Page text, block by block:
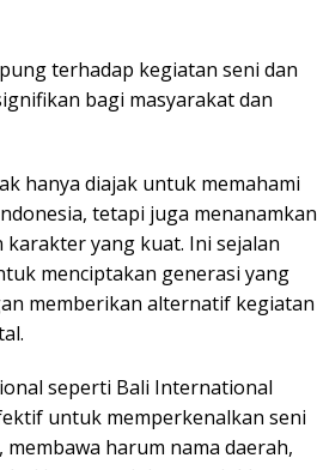
terhadap kegiatan seni dan
bagi masyarakat dan
hanya diajak untuk memahami
tetapi juga menanamkan
yang kuat. Ini sejalan
menciptakan generasi yang
memberikan alternatif kegiatan
seperti Bali International
untuk memperkenalkan seni
harum nama daerah,